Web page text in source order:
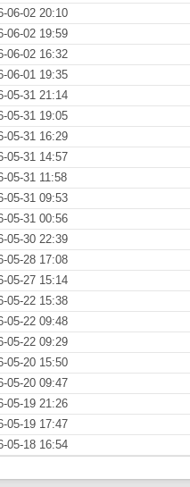
06-02 20:10
06-02 19:59
06-02 16:32
06-01 19:35
05-31 21:14
05-31 19:05
05-31 16:29
05-31 14:57
05-31 11:58
05-31 09:53
05-31 00:56
05-30 22:39
05-28 17:08
05-27 15:14
05-22 15:38
05-22 09:48
05-22 09:29
05-20 15:50
05-20 09:47
05-19 21:26
05-19 17:47
05-18 16:54